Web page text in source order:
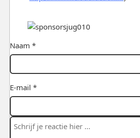
Naam *
E-mail *